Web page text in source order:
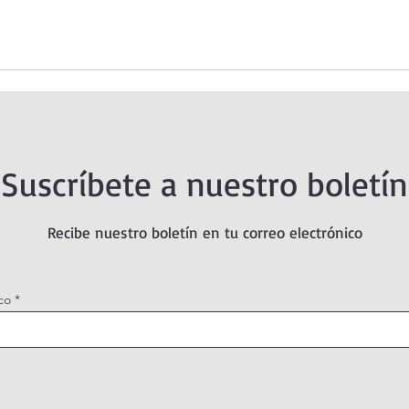
Suscríbete a nuestro boletín
Recibe nuestro boletín en tu correo electrónico